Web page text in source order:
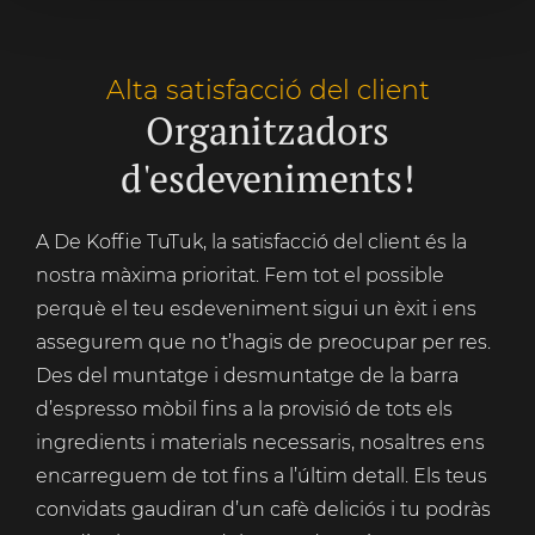
Alta satisfacció del client
Organitzadors
d'esdeveniments!
A De Koffie TuTuk, la satisfacció del client és la
nostra màxima prioritat. Fem tot el possible
perquè el teu esdeveniment sigui un èxit i ens
assegurem que no t’hagis de preocupar per res.
Des del muntatge i desmuntatge de la barra
d’espresso mòbil fins a la provisió de tots els
ingredients i materials necessaris, nosaltres ens
encarreguem de tot fins a l’últim detall. Els teus
convidats gaudiran d’un cafè deliciós i tu podràs